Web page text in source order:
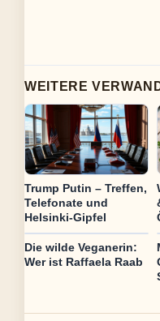
WEITERE
Trump Putin – Treffen,
Telefonate und
Helsinki-Gipfel
Die wilde Veganerin:
Wer ist Raffaela Raab